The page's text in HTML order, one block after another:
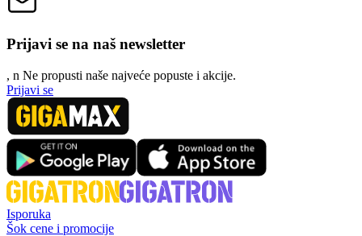
Prijavi se na naš newsletter
, n Ne propusti naše najveće popuste i akcije.
Prijavi se
Isporuka
Šok cene i promocije